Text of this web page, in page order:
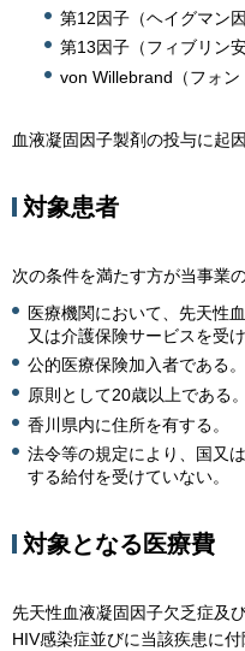
第12因子（ヘイグマン
第13因子（フィブリン
von Willebrand（フォ
血液凝固因子製剤の投与に起
対象患者
次の条件を満たす方が当事業
医療機関において、先天性
又は介護保険サービスを受け
公的医療保険加入者である。
原則として20歳以上である。
香川県内に住所を有する。
法令等の規定により、国又
する給付を受けていない。
対象となる医療費
先天性血液凝固因子欠乏症及
HIV感染症並びに当該疾患に